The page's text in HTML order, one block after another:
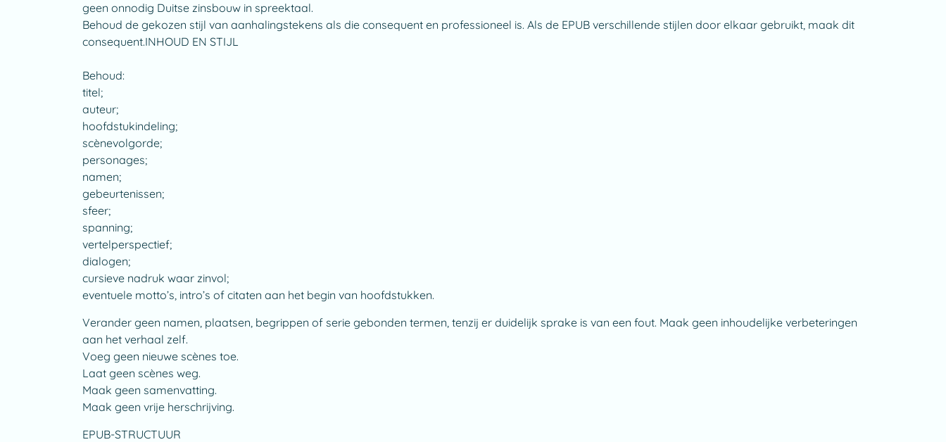
geen onnodig Duitse zinsbouw in spreektaal.
Behoud de gekozen stijl van aanhalingstekens als die consequent en professioneel is. Als de EPUB verschillende stijlen door elkaar gebruikt, maak dit
consequent.INHOUD EN STIJL
Behoud:
titel;
auteur;
hoofdstukindeling;
scènevolgorde;
personages;
namen;
gebeurtenissen;
sfeer;
spanning;
vertelperspectief;
dialogen;
cursieve nadruk waar zinvol;
eventuele motto’s, intro’s of citaten aan het begin van hoofdstukken.
Verander geen namen, plaatsen, begrippen of serie gebonden termen, tenzij er duidelijk sprake is van een fout. Maak geen inhoudelijke verbeteringen
aan het verhaal zelf.
Voeg geen nieuwe scènes toe.
Laat geen scènes weg.
Maak geen samenvatting.
Maak geen vrije herschrijving.
EPUB-STRUCTUUR